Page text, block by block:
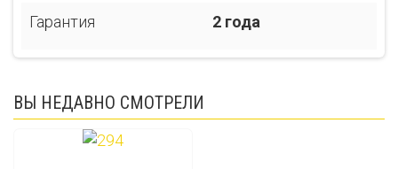
Гарантия 2 года
ВЫ НЕДАВНО СМОТРЕЛИ